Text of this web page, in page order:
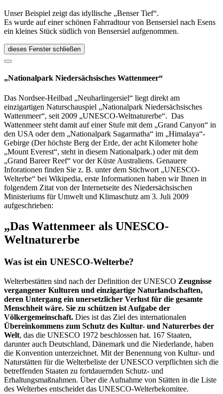
Unser Beispiel zeigt das idyllische „Benser Tief“.
Es wurde auf einer schönen Fahrradtour von Bensersiel nach Esens
ein kleines Stück südlich von Bensersiel aufgenommen.
dieses Fenster schließen
„Nationalpark Niedersächsisches Wattenmeer“
Das Nordsee-Heilbad „Neuharlingersiel“ liegt direkt am
einzigartigen Naturschauspiel „Nationalpark Niedersächsisches
Wattenmeer“, seit 2009 „UNESCO-Weltnaturerbe“. Das
Wattenmeer steht damit auf einer Stufe mit dem „Grand Canyon“ in
den USA oder dem „Nationalpark Sagarmatha“ im „Himalaya“-
Gebirge (Der höchste Berg der Erde, der acht Kilometer hohe
„Mount Everest“, steht in diesem Nationalpark.) oder mit dem
„Grand Bareer Reef“ vor der Küste Australiens. Genauere
Inforationen finden Sie z. B. unter dem Stichwort „UNESCO-
Welterbe“ bei Wikipedia, erste Informationen haben wir Ihnen in
folgendem Zitat von der Internetseite des Niedersächsischen
Ministeriums für Umwelt und Klimaschutz am 3. Juli 2009
aufgeschrieben:
„Das Wattenmeer als UNESCO-
Weltnaturerbe
Was ist ein UNESCO-Welterbe?
Welterbestätten sind nach der Definition der UNESCO Zeugnisse
vergangener Kulturen und einzigartige Naturlandschaften,
deren Untergang ein unersetzlicher Verlust für die gesamte
Menschheit wäre. Sie zu schützen ist Aufgabe der
Völkergemeinschaft. Dies ist das Ziel des internationalen
Übereinkommens zum Schutz des Kultur- und Naturerbes der
Welt, das die UNESCO 1972 beschlossen hat. 167 Staaten,
darunter auch Deutschland, Dänemark und die Niederlande, haben
die Konvention unterzeichnet. Mit der Benennung von Kultur- und
Naturstätten für die Welterbeliste der UNESCO verpflichten sich die
betreffenden Staaten zu fortdauernden Schutz- und
Erhaltungsmaßnahmen. Über die Aufnahme von Stätten in die Liste
des Welterbes entscheidet das UNESCO-Welterbekomitee.